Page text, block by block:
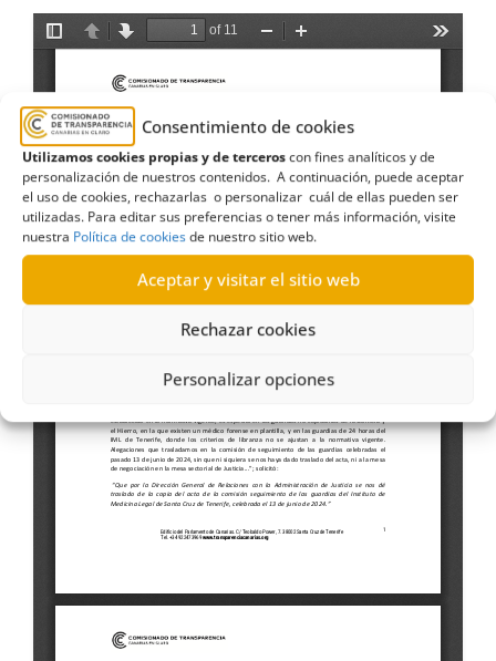
Consentimiento de cookies
Utilizamos cookies propias y de terceroscon fines analíticos y de
personalización de nuestros contenidos. A continuación, puede aceptar
el uso de cookies, rechazarlas o personalizar cuál de ellas pueden ser
utilizadas. Para editar sus preferencias o tener más información, visite
nuestra Política de cookiesde nuestro sitio web.
Aceptar y visitar el sitio web
Rechazar cookies
Personalizar opciones